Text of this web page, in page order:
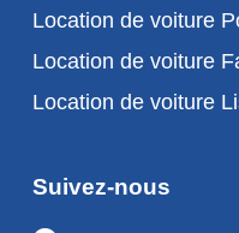
Location de voiture
Location de voiture
Location de voiture
Suivez-nous